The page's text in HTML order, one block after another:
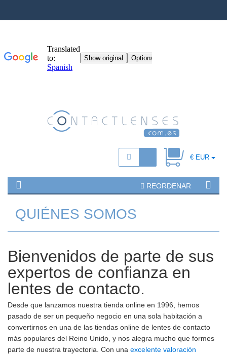
€ EUR
REORDENAR
QUIÉNES SOMOS
Bienvenidos de parte de sus
expertos de confianza en
lentes de contacto.
Desde que lanzamos nuestra tienda online en 1996, hemos
pasado de ser un pequeño negocio en una sola habitación a
convertirnos en una de las tiendas online de lentes de contacto
más populares del Reino Unido, y nos alegra mucho que formes
parte de nuestra trayectoria. Con una excelente valoración